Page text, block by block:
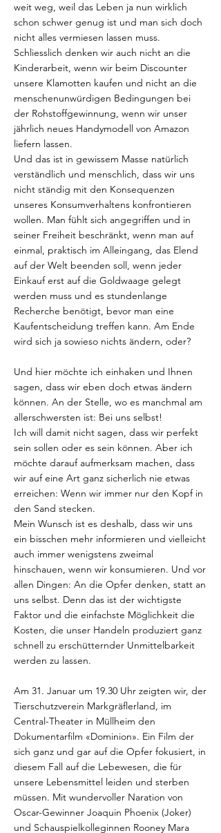
weit weg, weil das Leben ja nun wirklich
schon schwer genug ist und man sich doch
nicht alles vermiesen lassen muss.
Schliesslich denken wir auch nicht an die
Kinderarbeit, wenn wir beim Discounter
unsere Klamotten kaufen und nicht an die
menschenunwürdigen Bedingungen bei
der Rohstoffgewinnung, wenn wir unser
jährlich neues Handymodell von Amazon
liefern lassen.
Und das ist in gewissem Masse natürlich
verständlich und menschlich, dass wir uns
nicht ständig mit den Konsequenzen
unseres Konsumverhaltens konfrontieren
wollen. Man fühlt sich angegriffen und in
seiner Freiheit beschränkt, wenn man auf
einmal, praktisch im Alleingang, das Elend
auf der Welt beenden soll, wenn jeder
Einkauf erst auf die Goldwaage gelegt
werden muss und es stundenlange
Recherche benötigt, bevor man eine
Kaufentscheidung treffen kann. Am Ende
wird sich ja sowieso nichts ändern, oder?
Und hier möchte ich einhaken und Ihnen
sagen, dass wir eben doch etwas ändern
können. An der Stelle, wo es manchmal am
allerschwersten ist: Bei uns selbst!
Ich will damit nicht sagen, dass wir perfekt
sein sollen oder es sein können. Aber ich
möchte darauf aufmerksam machen, dass
wir auf eine Art ganz sicherlich nie etwas
erreichen: Wenn wir immer nur den Kopf in
den Sand stecken.
Mein Wunsch ist es deshalb, dass wir uns
ein bisschen mehr informieren und vielleicht
auch immer wenigstens zweimal
hinschauen, wenn wir konsumieren. Und vor
allen Dingen: An die Opfer denken, statt an
uns selbst. Denn das ist der wichtigste
Faktor und die einfachste Möglichkeit die
Kosten, die unser Handeln produziert ganz
schnell zu erschütternder Unmittelbarkeit
werden zu lassen.
Am 31. Januar um 19.30 Uhr zeigten wir, der
Tierschutzverein Markgräflerland, im
Central-Theater in Müllheim den
Dokumentarfilm «Dominion». Ein Film der
sich ganz und gar auf die Opfer fokusiert, in
diesem Fall auf die Lebewesen, die für
unsere Lebensmittel leiden und sterben
müssen. Mit wundervoller Naration von
Oscar-Gewinner Joaquin Phoenix (Joker)
und Schauspielkolleginnen Rooney Mara